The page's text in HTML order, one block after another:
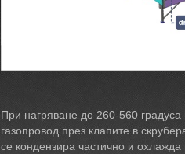
При нагряване до 260-560
газопровод през клапите в
се кондензира частично и